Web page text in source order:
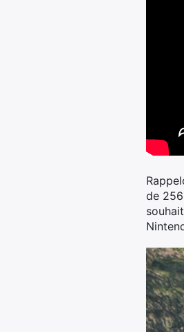
de